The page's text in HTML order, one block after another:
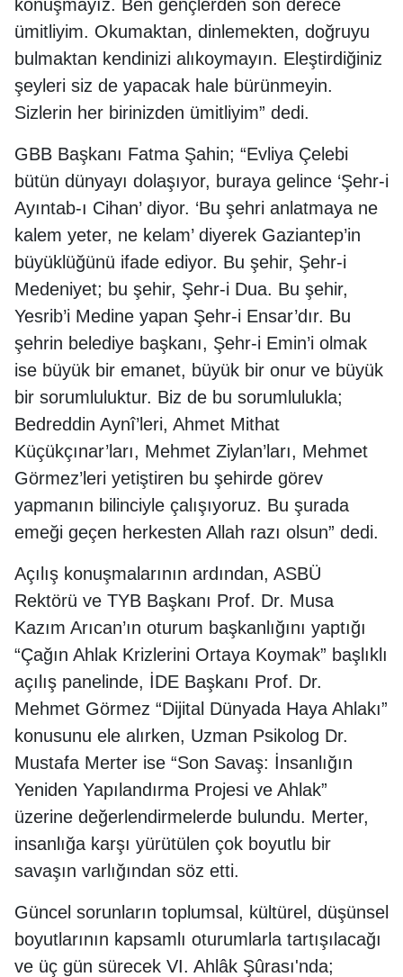
konuşmayız. Ben gençlerden son derece
ümitliyim. Okumaktan, dinlemekten, doğruyu
bulmaktan kendinizi alıkoymayın. Eleştirdiğiniz
şeyleri siz de yapacak hale bürünmeyin.
Sizlerin her birinizden ümitliyim” dedi.
GBB Başkanı Fatma Şahin; “Evliya Çelebi
bütün dünyayı dolaşıyor, buraya gelince ‘Şehr-i
Ayıntab-ı Cihan’ diyor. ‘Bu şehri anlatmaya ne
kalem yeter, ne kelam’ diyerek Gaziantep’in
büyüklüğünü ifade ediyor. Bu şehir, Şehr-i
Medeniyet; bu şehir, Şehr-i Dua. Bu şehir,
Yesrib’i Medine yapan Şehr-i Ensar’dır. Bu
şehrin belediye başkanı, Şehr-i Emin’i olmak
ise büyük bir emanet, büyük bir onur ve büyük
bir sorumluluktur. Biz de bu sorumlulukla;
Bedreddin Aynî’leri, Ahmet Mithat
Küçükçınar’ları, Mehmet Ziylan’ları, Mehmet
Görmez’leri yetiştiren bu şehirde görev
yapmanın bilinciyle çalışıyoruz. Bu şurada
emeği geçen herkesten Allah razı olsun” dedi.
Açılış konuşmalarının ardından, ASBÜ
Rektörü ve TYB Başkanı Prof. Dr. Musa
Kazım Arıcan’ın oturum başkanlığını yaptığı
“Çağın Ahlak Krizlerini Ortaya Koymak” başlıklı
açılış panelinde, İDE Başkanı Prof. Dr.
Mehmet Görmez “Dijital Dünyada Haya Ahlakı”
konusunu ele alırken, Uzman Psikolog Dr.
Mustafa Merter ise “Son Savaş: İnsanlığın
Yeniden Yapılandırma Projesi ve Ahlak”
üzerine değerlendirmelerde bulundu. Merter,
insanlığa karşı yürütülen çok boyutlu bir
savaşın varlığından söz etti.
Güncel sorunların toplumsal, kültürel, düşünsel
boyutlarının kapsamlı oturumlarla tartışılacağı
ve üç gün sürecek VI. Ahlâk Şûrası'nda;